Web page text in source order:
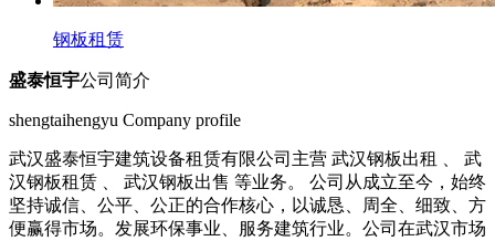
钢板租赁
盛泰恒宇公司简介
shengtaihengyu Company profile
武汉盛泰恒宇建筑设备租赁有限公司主营 武汉钢板出租 、 武
汉钢板租赁 、 武汉钢板出售 等业务。 公司从成立至今，始终
坚持诚信、公平、公正的合作核心，以诚恳、周全、细致、方
便赢得市场。发展环保事业、服务建筑行业。公司在武汉市场